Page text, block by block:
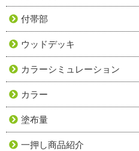
付帯部
ウッドデッキ
カラーシミュレーション
カラー
塗布量
一押し商品紹介